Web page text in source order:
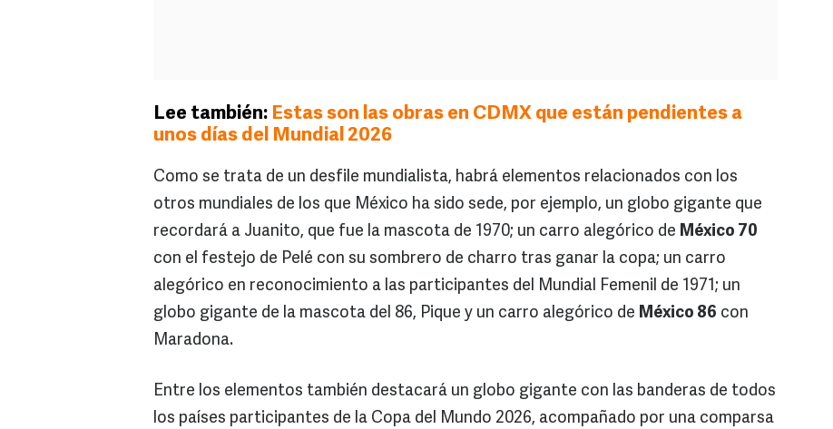
Lee también: Estas son las obras en CDMX que están pendientes a
unos días del Mundial 2026
Como se trata de un desfile mundialista, habrá elementos relacionados con los
otros mundiales de los que México ha sido sede, por ejemplo, un globo gigante que
recordará a Juanito, que fue la mascota de 1970; un carro alegórico de México 70
con el festejo de Pelé con su sombrero de charro tras ganar la copa; un carro
alegórico en reconocimiento a las participantes del Mundial Femenil de 1971; un
globo gigante de la mascota del 86, Pique y un carro alegórico de México 86 con
Maradona.
Entre los elementos también destacará un globo gigante con las banderas de todos
los países participantes de la Copa del Mundo 2026, acompañado por una comparsa